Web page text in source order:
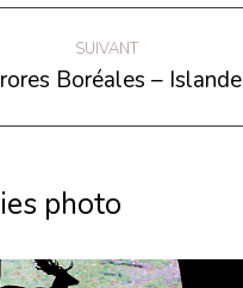
SUIVANT
Projets
Boréales – Islande
photo